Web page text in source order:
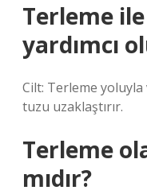
Terleme
yardımcı
Cilt: Terleme
tuzu uzaklaştırır.
Terleme
mıdır?